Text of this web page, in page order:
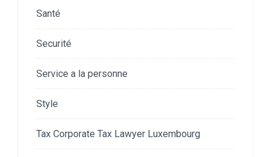
Santé
Securité
Service a la personne
Style
Tax Corporate Tax Lawyer Luxembourg